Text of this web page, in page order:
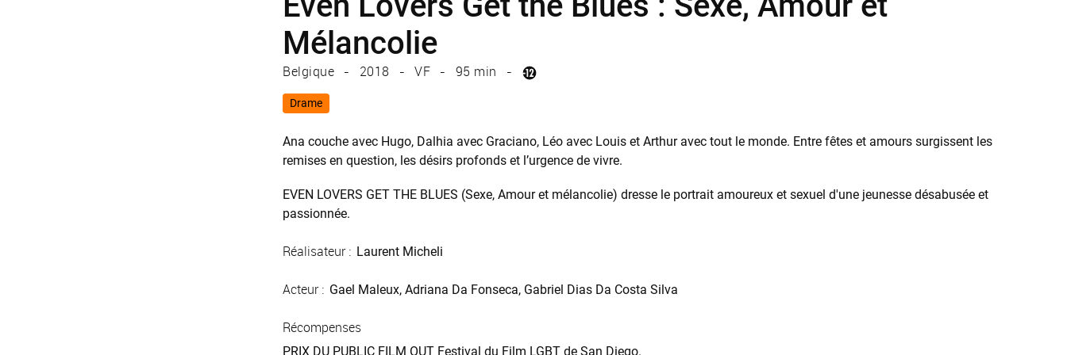
Mélancolie
Belgique 2018 VF 95 min
Drame
Ana couche avec Hugo, Dalhia avec Graciano, Léo avec Louis et Arthur avec tout le monde. Entre fêtes et amours surgissent les
remises en question, les désirs profonds et l’urgence de vivre.
EVEN LOVERS GET THE BLUES (Sexe, Amour et mélancolie) dresse le portrait amoureux et sexuel d'une jeunesse désabusée et
passionnée.
Réalisateur : Laurent Micheli
Acteur : Gael Maleux Adriana Da Fonseca Gabriel Dias Da Costa Silva
Récompenses
PRIX DU PUBLIC FILM OUT Festival du Film LGBT de San Diego.